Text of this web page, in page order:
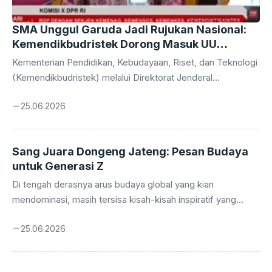
SMA Unggul Garuda Jadi Rujukan Nasional:
Kemendikbudristek Dorong Masuk UU
Sisdiknas
Kementerian Pendidikan, Kebudayaan, Riset, dan Teknologi
(Kemendikbudristek) melalui Direktorat Jenderal
agar Sekolah Menengah Atas (SMA) Unggul Garuda dapat
dilatarbelakangi oleh berbagai capaian luar biasa yang telah
diraih oleh SMA Unggul Garuda, menjadikannya sebagai
model sekolah yang patut dijadikan contoh dan rujukan bagi
institusi pendidikan lainnya di seluruh Indonesia. Keinginan
terhadap kinerja dan potensi sekolah tersebut ...
25.06.2026
Sang Juara Dongeng Jateng: Pesan Budaya
untuk Generasi Z
Di tengah derasnya arus budaya global yang kian
mendominasi, masih tersisa kisah-kisah inspiratif yang
adalah kisah Mursid, seorang anak petani sekaligus guru
25.06.2026